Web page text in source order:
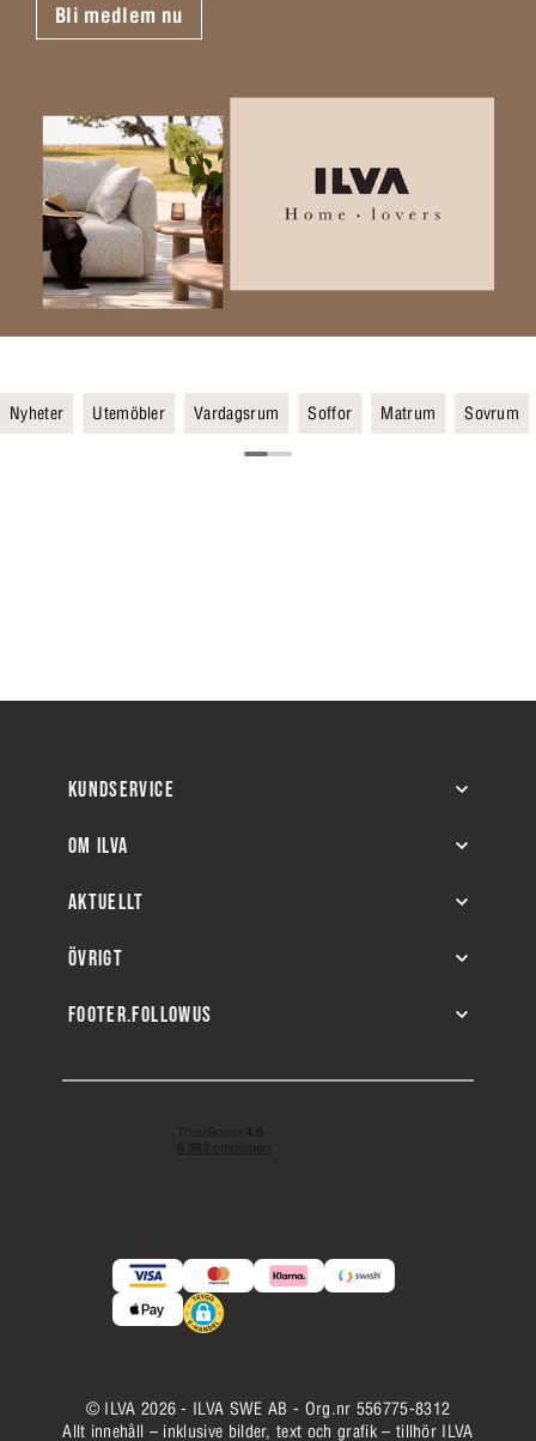
Bli medlem nu
Nyheter Utemöbler Vardagsrum Soffor Matrum Sovrum
KUNDSERVICE
OM ILVA
AKTUELLT
ÖVRIGT
FOOTER.FOLLOWUS
© ILVA 2026 - ILVA SWE AB - Org.nr 556775-8312
Allt innehåll – inklusive bilder, text och grafik – tillhör ILVA